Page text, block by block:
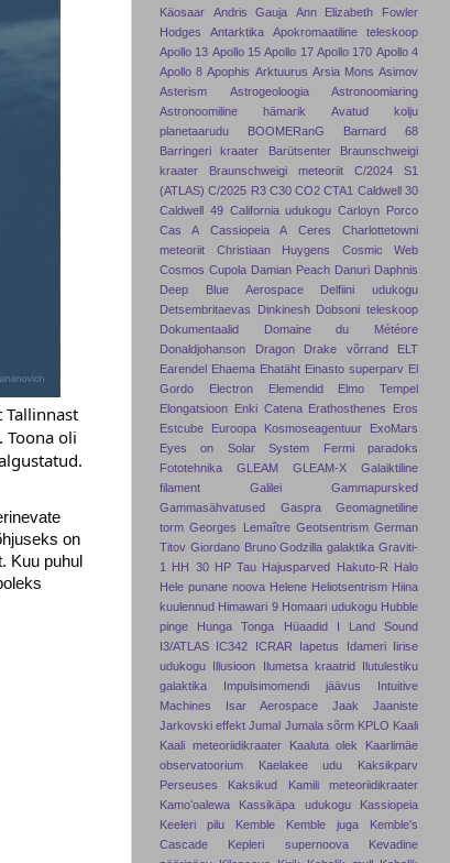
Toona oli
on
Kuu puhul
Käosaar
Andris Gauja
Ann Elizabeth Fowler
Hodges
Antarktika
Apokromaatiline teleskoop
Apollo 13 Apollo 15 Apollo 17 Apollo 170 Apollo 4
Apollo 8 Apophis Arktuurus Arsia Mons Asimov
Asterism
Astrogeoloogia
Astronoomiaring
Astronoomiline hämarik
Avatud kolju
planetaarudu
BOOMERanG
Barnard 68
Barringeri kraater
Barütsenter
Braunschweigi
kraater
Braunschweigi meteoriit
C/2024 S1
(ATLAS) C/2025 R3 C30 CO2 CTA1 Caldwell 30
Caldwell 49 California udukogu Carloyn Porco
Cas A
Cassiopeia A Ceres
Charlottetowni
meteoriit
Christiaan Huygens
Cosmic Web
Cosmos Cupola Damian Peach Danuri Daphnis
Deep Blue Aerospace
Delfiini udukogu
Detsembritaevas
Dinkinesh Dobsoni teleskoop
Dokumentaalid
Domaine du Météore
Donaldjohanson
Dragon Drake võrrand
ELT
Earendel Ehaema Ehatäht Einasto superparv El
Gordo
Electron Elemendid
Elmo Tempel
Elongatsioon Enki Catena Erathosthenes
Eros
Estcube
Euroopa Kosmoseagentuur
ExoMars
Eyes on Solar System
Fermi paradoks
Fototehnika
GLEAM GLEAM-X
Galaiktiline
filament
Galilei
Gammapursked
Gammasähvatused
Gaspra
Geomagnetiline
torm Georges Lemaître Geotsentrism German
Titov Giordano Bruno Godzilla galaktika Graviti-
1
HH 30 HP Tau Hajusparved Hakuto-R Halo
Hele punane noova Helene Heliotsentrism Hiina
kuulennud Himawari 9 Homaari udukogu Hubble
pinge
Hunga Tonga Hüaadid
I Land Sound
I3/ATLAS IC342 ICRAR Iapetus Idameri
Iirise
udukogu Illusioon Ilumetsa kraatrid
Ilutulestiku
galaktika
Impulsimomendi jäävus
Intuitive
Machines
Isar Aerospace
Jaak Jaaniste
Jarkovski effekt Jumal Jumala sõrm KPLO Kaali
Kaali meteoriidikraater
Kaaluta olek
Kaarlimäe
observatoorium
Kaelakee udu
Kaksikparv
Perseuses
Kaksikud
Kamili meteoriidikraater
Kamoʻoalewa
Kassikäpa udukogu
Kassiopeia
Keeleri pilu
Kemble Kemble juga
Kemble's
Cascade
Kepleri supernoova
Kevadine